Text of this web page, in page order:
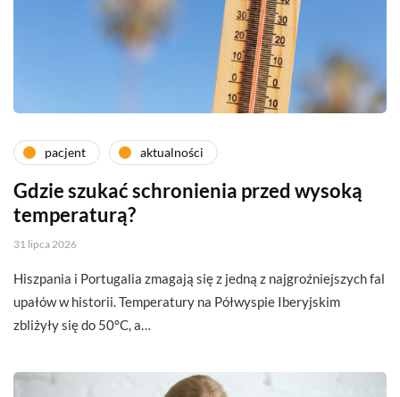
pacjent aktualności
Gdzie szukać schronienia przed wysoką
temperaturą?
31 lipca 2026
Hiszpania i Portugalia zmagają się z jedną z najgroźniejszych fal
upałów w historii. Temperatury na Półwyspie Iberyjskim
zbliżyły się do 50°C, a…